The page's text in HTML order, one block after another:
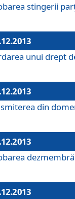
stingerii
unui drept
din